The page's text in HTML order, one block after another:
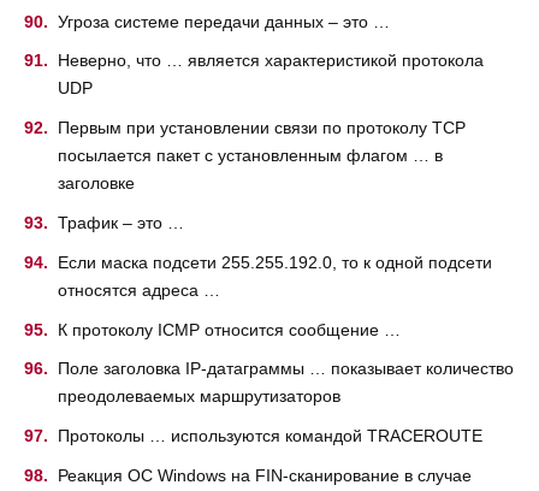
Угроза системе передачи данных – это …
Неверно, что … является характеристикой протокола
UDP
Первым при установлении связи по протоколу ТСР
посылается пакет с установленным флагом … в
заголовке
Трафик – это …
Если маска подсети 255.255.192.0, то к одной подсети
относятся адреса …
К протоколу ICMP относится сообщение …
Поле заголовка IP-датаграммы … показывает количество
преодолеваемых маршрутизаторов
Протоколы … используются командой TRACEROUTE
Реакция ОС Windows на FIN-сканирование в случае